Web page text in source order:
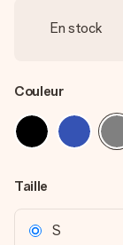
En stock
Couleur
Taille
S